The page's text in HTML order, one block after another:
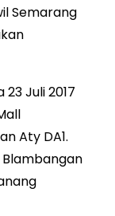
Semarang
Juli 2017
Aty DA1.